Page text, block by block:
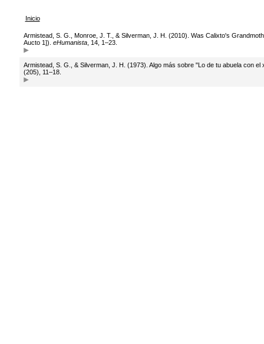
Inicio
Armistead, S. G., Monroe, J. T., & Silverman, J. H. (2010). Was Calixto's
Aucto 1]). eHumanista, 14, 1–23.
Armistead, S. G., & Silverman, J. H. (1973). Algo más sobre "Lo de tu abuela con
(205), 11–18.